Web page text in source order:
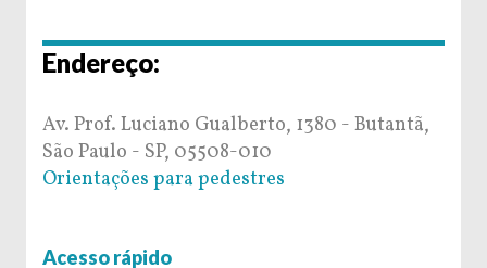
Endereço:
Av. Prof. Luciano Gualberto, 1380 - Butantã,
São Paulo - SP, 05508-010
Orientações para pedestres
Acesso rápido